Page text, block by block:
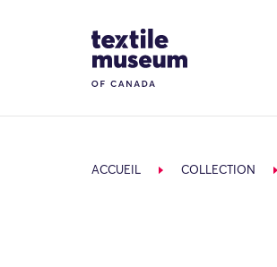
Site Logo
ACCUEIL COLLECTION